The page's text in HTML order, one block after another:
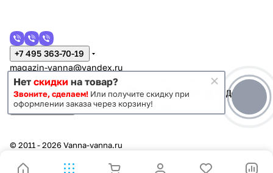
+7 495 363-70-19
magazin-vanna@yandex.ru
г. Москва, Митино, улица Пятницкое шоссе 47
Темная тема Конфиденциальность
© 2011 - 2026 Vanna-vanna.ru
Нет скидки на товар?
Звоните, сделаем! Или получите скидку при
оформлении заказа через корзину!